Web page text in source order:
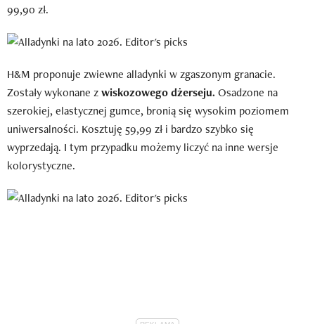
99,90 zł.
H&M proponuje zwiewne alladynki w zgaszonym granacie.
Zostały wykonane zwiskozowego dżerseju. Osadzone na
szerokiej, elastycznej gumce, bronią się wysokim poziomem
uniwersalności. Kosztuję 59,99 zł i bardzo szybko się
wyprzedają. I tym przypadku możemy liczyć na inne wersje
kolorystyczne.